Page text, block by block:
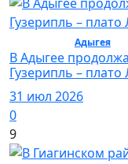
Адыгея/
В Адыгее
Гузерипль – плато
31 июл 2026
0
9